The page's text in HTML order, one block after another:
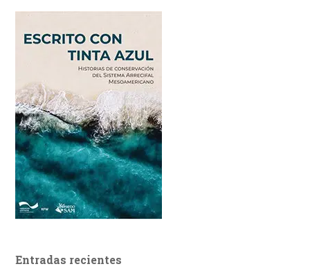
Entradas recientes